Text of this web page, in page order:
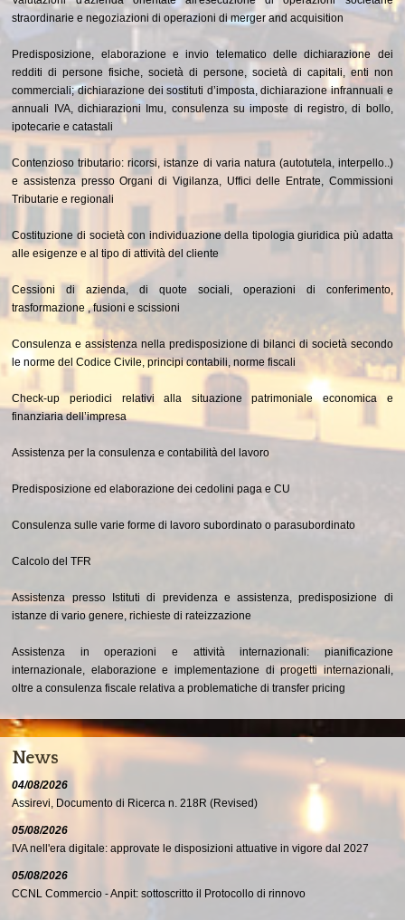
straordinarie e negoziazioni di operazioni di merger and acquisition
Predisposizione, elaborazione e invio telematico delle dichiarazione dei
redditi di persone fisiche, società di persone, società di capitali, enti non
commerciali; dichiarazione dei sostituti d’imposta, dichiarazione infrannuali e
annuali IVA, dichiarazioni Imu, consulenza su imposte di registro, di bollo,
ipotecarie e catastali
Contenzioso tributario: ricorsi, istanze di varia natura (autotutela, interpello..)
e assistenza presso Organi di Vigilanza, Uffici delle Entrate, Commissioni
Tributarie e regionali
Costituzione di società con individuazione della tipologia giuridica più adatta
alle esigenze e al tipo di attività del cliente
Cessioni di azienda, di quote sociali, operazioni di conferimento,
trasformazione , fusioni e scissioni
Consulenza e assistenza nella predisposizione di bilanci di società secondo
le norme del Codice Civile, principi contabili, norme fiscali
Check-up periodici relativi alla situazione patrimoniale economica e
finanziaria dell’impresa
Assistenza per la consulenza e contabilità del lavoro
Predisposizione ed elaborazione dei cedolini paga e CU
Consulenza sulle varie forme di lavoro subordinato o parasubordinato
Calcolo del TFR
Assistenza presso Istituti di previdenza e assistenza, predisposizione di
istanze di vario genere, richieste di rateizzazione
Assistenza in operazioni e attività internazionali: pianificazione
internazionale, elaborazione e implementazione di progetti internazionali,
oltre a consulenza fiscale relativa a problematiche di transfer pricing
News
04/08/2026
Assirevi, Documento di Ricerca n. 218R (Revised)
05/08/2026
IVA nell'era digitale: approvate le disposizioni attuative in vigore dal 2027
05/08/2026
CCNL Commercio - Anpit: sottoscritto il Protocollo di rinnovo